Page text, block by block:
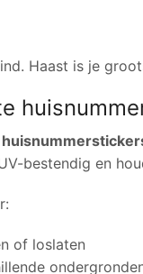
Haast is je
bestendig en
of loslaten